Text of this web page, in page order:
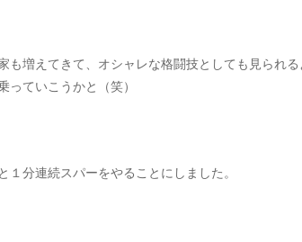
も増えてきて、オシャレな格闘技としても見られ
っていこうかと（笑）
１分連続スパーをやることにしました。